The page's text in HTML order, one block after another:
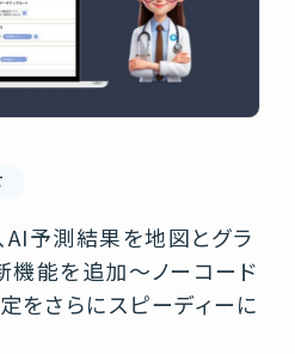
予測結果を地図とグラ
機能を追加～ノーコード
をさらにスピーディーに